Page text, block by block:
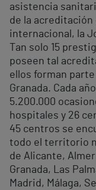
asistencia
de la
internacional, la
Tan solo 15
poseen tal
ellos forman
Granada. Cada
5.200.000
hospitales y 26
45 centros se
todo el territorio
de Alicante,
Granada, Las
Madrid, Málaga,